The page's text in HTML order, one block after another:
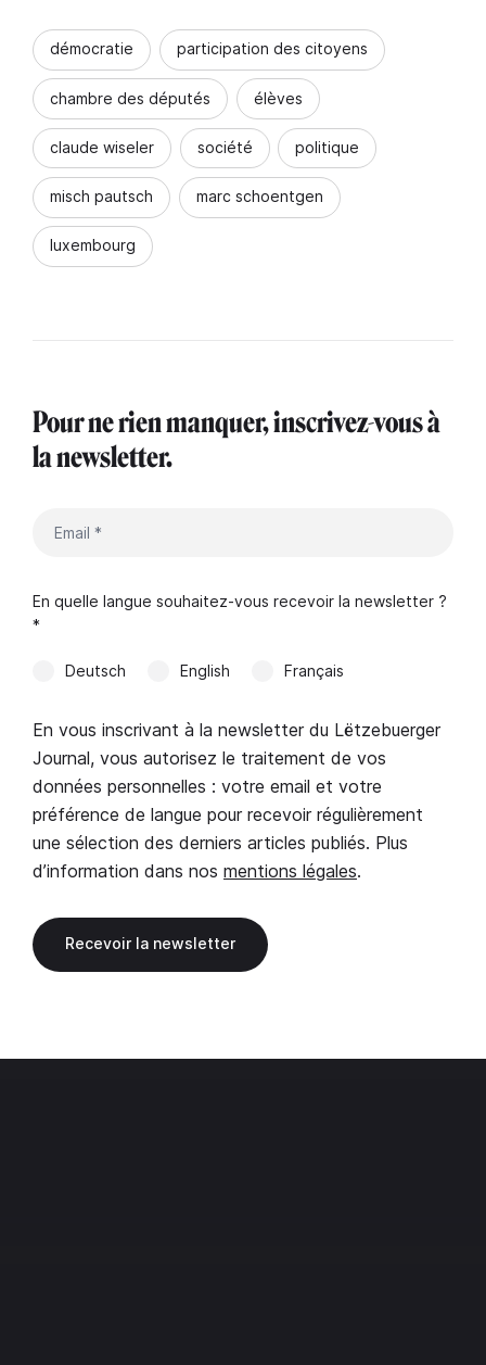
démocratie participation des citoyens
chambre des députés élèves
claude wiseler société politique
misch pautsch marc schoentgen
luxembourg
Pour ne rien manquer, inscrivez-vous à
la newsletter.
En quelle langue souhaitez-vous recevoir la newsletter ?
*
Deutsch English Français
En vous inscrivant à la newsletter du Lëtzebuerger
Journal, vous autorisez le traitement de vos
données personnelles : votre email et votre
préférence de langue pour recevoir régulièrement
une sélection des derniers articles publiés. Plus
d’information dans nos mentions légales.